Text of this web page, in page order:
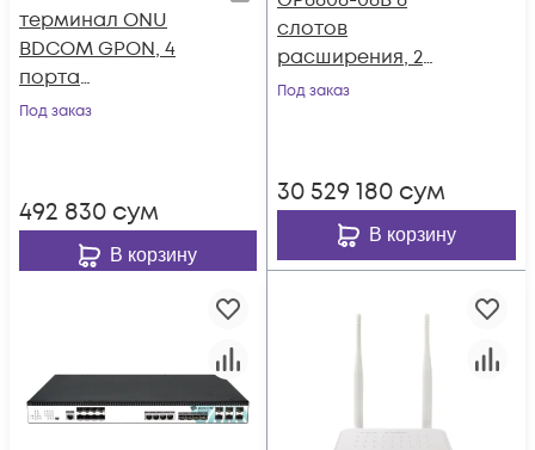
терминал ONU
BDCOM GPON, 4
порта
10/100/1000Base-T
Под заказ
492 830 сум
В корзину
cлотов
расширения, 2
слота под блоки
Под заказ
30 529 180 сум
В корзину